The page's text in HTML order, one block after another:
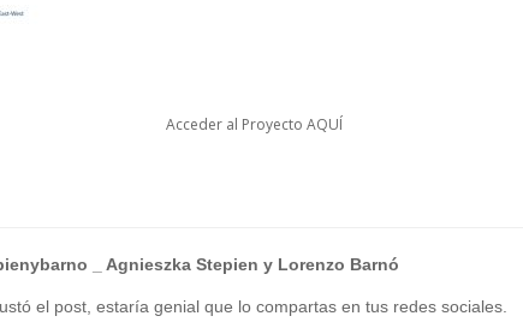
Acceder al Proyecto AQUÍ
_ Agnieszka Stepien y Lorenzo Barnó
el post, estaría genial que lo compartas en tus redes sociales.